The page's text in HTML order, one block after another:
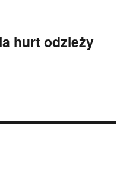
hurt odzieży